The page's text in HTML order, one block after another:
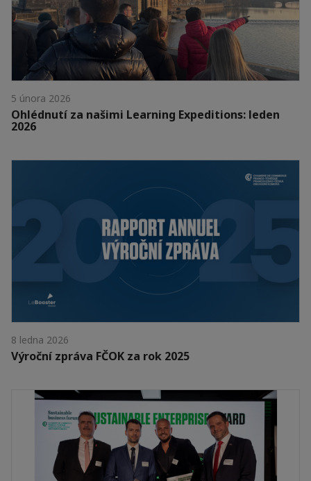
5 února 2026
Ohlédnutí za našimi Learning Expeditions: leden
2026
8 ledna 2026
Výroční zpráva FČOK za rok 2025